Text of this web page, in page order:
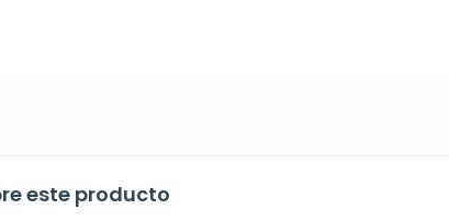
este producto